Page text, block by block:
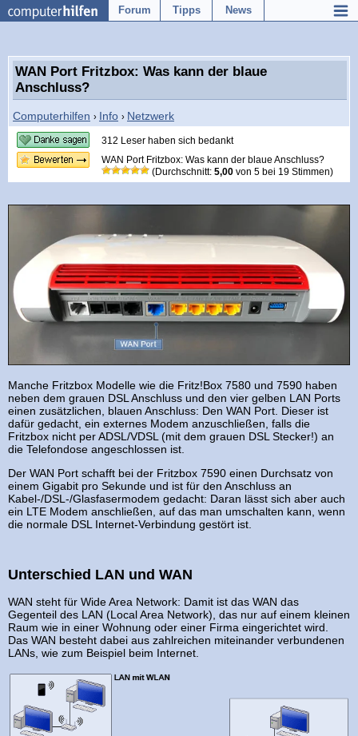
Forum Tipps News
WAN Port Fritzbox: Was kann der blaue
Anschluss?
Computerhilfen › Info › Netzwerk
312 Leser haben sich bedankt
WAN Port Fritzbox: Was kann der blaue Anschluss?
(Durchschnitt: 5,00 von 5 bei 19 Stimmen)
Manche Fritzbox Modelle wie die Fritz!Box 7580 und 7590 haben
neben dem grauen DSL Anschluss und den vier gelben LAN Ports
einen zusätzlichen, blauen Anschluss: Den WAN Port. Dieser ist
dafür gedacht, ein externes Modem anzuschließen, falls die
Fritzbox nicht per ADSL/VDSL (mit dem grauen DSL Stecker!) an
die Telefondose angeschlossen ist.
Der WAN Port schafft bei der Fritzbox 7590 einen Durchsatz von
einem Gigabit pro Sekunde und ist für den Anschluss an
Kabel-/DSL-/Glasfasermodem gedacht: Daran lässt sich aber auch
ein LTE Modem anschließen, auf das man umschalten kann, wenn
die normale DSL Internet-Verbindung gestört ist.
Unterschied LAN und WAN
WAN steht für Wide Area Network: Damit ist das WAN das
Gegenteil des LAN (Local Area Network), das nur auf einem kleinen
Raum wie in einer Wohnung oder einer Firma eingerichtet wird.
Das WAN besteht dabei aus zahlreichen miteinander verbundenen
LANs, wie zum Beispiel beim Internet.